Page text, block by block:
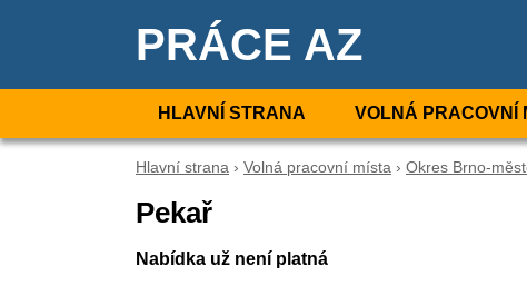
PRÁCE AZ
HLAVNÍ STRANA VOLNÁ PRACOVNÍ
Hlavní strana › Volná pracovní místa › Okres Brno-
Pekař
Nabídka už není platná